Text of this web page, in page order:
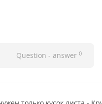
Question - answer 0